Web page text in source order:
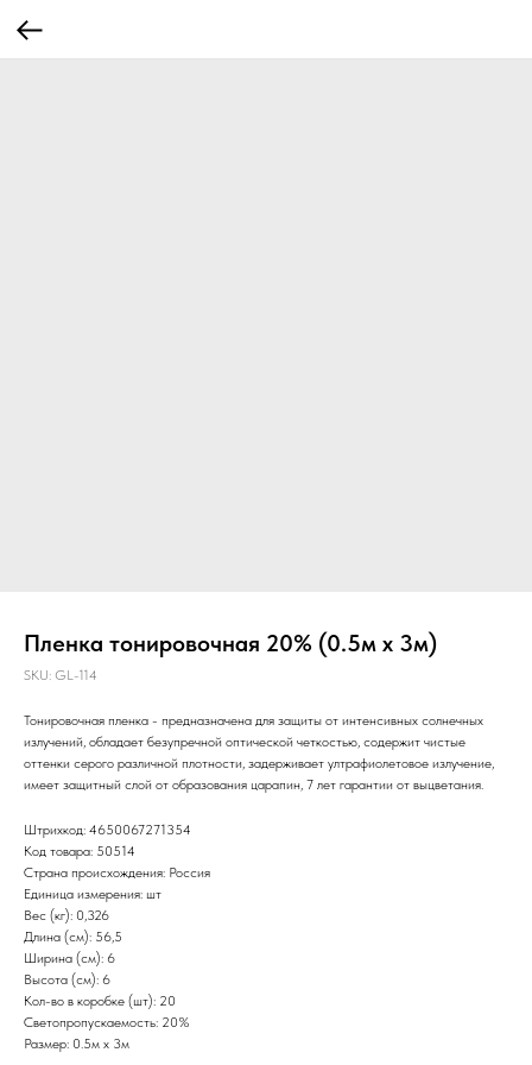
Пленка тонировочная 20% (0.5м х 3м)
SKU: GL-114
Тонировочная пленка - предназначена для защиты от интенсивных солнечных
излучений, обладает безупречной оптической четкостью, содержит чистые
оттенки серого различной плотности, задерживает ултрафиолетовое излучение,
имеет защитный слой от образования царапин, 7 лет гарантии от выцветания.
Штрихкод: 4650067271354
Код товара: 50514
Страна происхождения: Россия
Единица измерения: шт
Вес (кг): 0,326
Длина (см): 56,5
Ширина (см): 6
Высота (см): 6
Кол-во в коробке (шт): 20
Светопропускаемость: 20%
Размер: 0.5м х 3м